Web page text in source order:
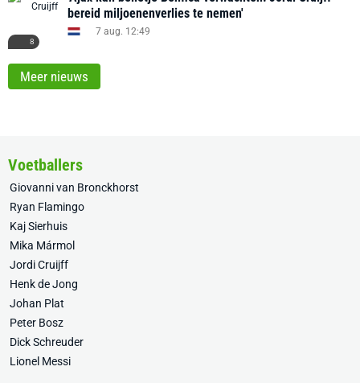
8
bereid miljoenenverlies te nemen'
7 aug. 12:49
Meer nieuws
Voetballers
Giovanni van Bronckhorst
Ryan Flamingo
Kaj Sierhuis
Mika Mármol
Jordi Cruijff
Henk de Jong
Johan Plat
Peter Bosz
Dick Schreuder
Lionel Messi